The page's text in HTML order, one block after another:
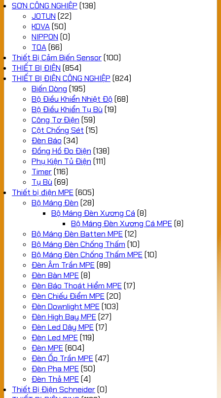
SƠN CÔNG NGHIỆP (138)
JOTUN (22)
KOVA(50)
NIPPON (0)
TOA(66)
Thiết Bị Cảm Biến Sensor(100)
THIẾT BỊ ĐIỆN (854)
THIẾT BỊ ĐIỆN CÔNG NGHIỆP (824)
Biến Dòng (195)
Bộ Điều Khiển Nhiệt Độ (68)
Bộ Điều Khiển Tụ Bù (19)
Công Tơ Điện (59)
Cột Chống Sét (15)
Đèn Báo (34)
Đồng Hồ Đo Điện (138)
Phụ Kiện Tủ Điện (111)
Timer(116)
Tụ Bù (69)
Thiết bị điện MPE (605)
Bộ Máng Đèn (28)
Bộ Máng Đèn Xương Cá (8)
Bộ Máng Đèn Xương Cá MPE (8)
Bộ Máng Đèn Batten MPE (12)
Bộ Máng Đèn Chống Thấm (10)
Bộ Máng Đèn Chống Thấm MPE (10)
Đèn Âm Trần MPE (89)
Đèn Bàn MPE (8)
Đèn Báo Thoát Hiểm MPE (17)
Đèn Chiếu Điểm MPE (20)
Đèn Downlight MPE (103)
Đèn High Bay MPE (27)
Đèn Led Dây MPE (17)
Đèn Led MPE (119)
Đèn MPE (604)
Đèn Ốp Trần MPE (47)
Đèn Pha MPE (50)
Đèn Thả MPE (4)
Thiết Bị Điện Schneider(0)